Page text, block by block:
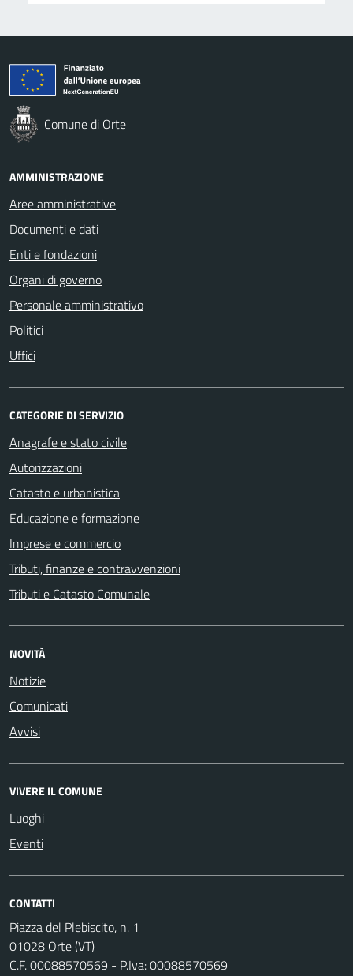
Comune di Orte
AMMINISTRAZIONE
Aree amministrative
Documenti e dati
Enti e fondazioni
Organi di governo
Personale amministrativo
Politici
Uffici
CATEGORIE DI SERVIZIO
Anagrafe e stato civile
Autorizzazioni
Catasto e urbanistica
Educazione e formazione
Imprese e commercio
Tributi, finanze e contravvenzioni
Tributi e Catasto Comunale
NOVITÀ
Notizie
Comunicati
Avvisi
VIVERE IL COMUNE
Luoghi
Eventi
CONTATTI
Piazza del Plebiscito, n. 1
01028 Orte (VT)
C.F. 00088570569 - P.Iva: 00088570569